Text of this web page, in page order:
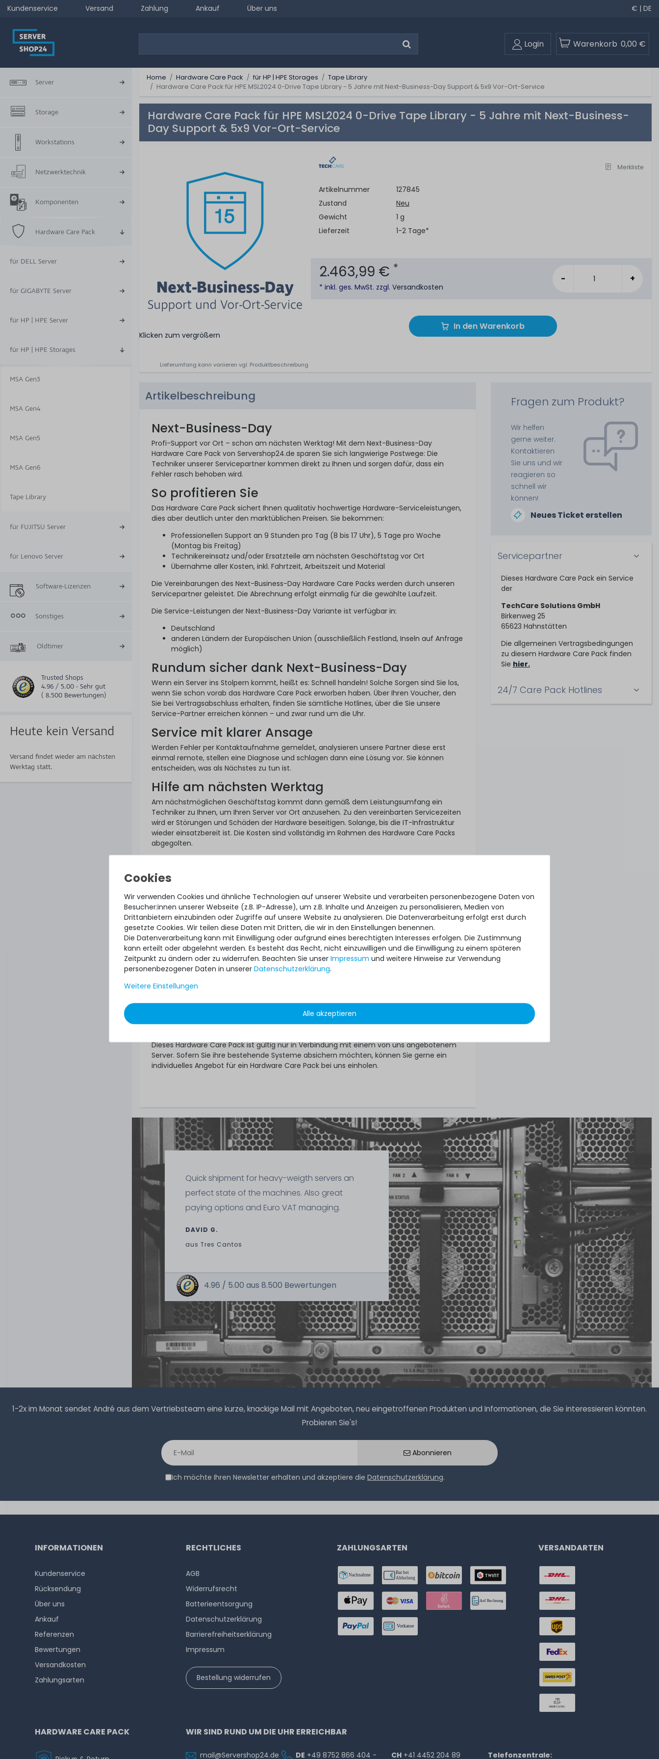
Kundenservice Versand Zahlung Ankauf Über uns € | DE
Login Warenkorb 0,00 €
Server
Storage
Workstations
Netzwerktechnik
Komponenten
Hardware Care Pack
für DELL Server
für GIGABYTE Server
für HP | HPE Server
für HP | HPE Storages
MSA Gen3
MSA Gen4
MSA Gen5
MSA Gen6
Tape Library
für FUJITSU Server
für Lenovo Server
Software-Lizenzen
Sonstiges
Oldtimer
Trusted Shops
4.96 / 5.00 - Sehr gut
( 8.500 Bewertungen)
Heute kein Versand
Versand findet wieder am nächsten
Werktag statt.
Home Hardware Care Pack für HP | HPE Storages
Tape Library
Hardware Care Pack für HPE MSL2024 0-Drive Tape Library - 5 Jahre mit Next-Business-Day Support & 5x9 Vor-Ort-Service
Hardware Care Pack für HPE MSL2024 0-Drive Tape Library - 5 Jahre mit Next-Business-
Day Support & 5x9 Vor-Ort-Service
Klicken zum vergrößern
Lieferumfang kann variieren vgl. Produktbeschreibung
Merkliste
Artikelnummer
127845
Zustand
Neu
Gewicht
1 g
Lieferzeit
1-2 Tage*
2.463,99 € *
* inkl. ges. MwSt. zzgl.Versandkosten
- +
In den Warenkorb
Artikelbeschreibung
Next-Business-Day
Profi-Support vor Ort – schon am nächsten Werktag! Mit dem Next-Business-Day
Hardware Care Pack von Servershop24.de sparen Sie sich langwierige Postwege: Die
Techniker unserer Servicepartner kommen direkt zu Ihnen und sorgen dafür, dass ein
Fehler rasch behoben wird.
So profitieren Sie
Das Hardware Care Pack sichert Ihnen qualitativ hochwertige Hardware-Serviceleistungen,
dies aber deutlich unter den marktüblichen Preisen. Sie bekommen:
Professionellen Support an 9 Stunden pro Tag (8 bis 17 Uhr), 5 Tage pro Woche
(Montag bis Freitag)
Technikereinsatz und/oder Ersatzteile am nächsten Geschäftstag vor Ort
Übernahme aller Kosten, inkl. Fahrtzeit, Arbeitszeit und Material
Die Vereinbarungen des Next-Business-Day Hardware Care Packs werden durch unseren
Servicepartner geleistet. Die Abrechnung erfolgt einmalig für die gewählte Laufzeit.
Die Service-Leistungen der Next-Business-Day Variante ist verfügbar in:
Deutschland
anderen Ländern der Europäischen Union (ausschließlich Festland, Inseln auf Anfrage
möglich)
Rundum sicher dank Next-Business-Day
Wenn ein Server ins Stolpern kommt, heißt es: Schnell handeln! Solche Sorgen sind Sie los,
wenn Sie schon vorab das Hardware Care Pack erworben haben. Über Ihren Voucher, den
Sie bei Vertragsabschluss erhalten, finden Sie sämtliche Hotlines, über die Sie unsere
Service-Partner erreichen können – und zwar rund um die Uhr.
Service mit klarer Ansage
Werden Fehler per Kontaktaufnahme gemeldet, analysieren unsere Partner diese erst
einmal remote, stellen eine Diagnose und schlagen dann eine Lösung vor. Sie können
entscheiden, was als Nächstes zu tun ist.
Hilfe am nächsten Werktag
Am nächstmöglichen Geschäftstag kommt dann gemäß dem Leistungsumfang ein
Techniker zu Ihnen, um Ihren Server vor Ort anzusehen. Zu den vereinbarten Servicezeiten
wird er Störungen und Schäden der Hardware beseitigen. Solange, bis die IT-Infrastruktur
wieder einsatzbereit ist. Die Kosten sind vollständig im Rahmen des Hardware Care Packs
abgegolten.
Ein Hardware Care Pack ist die ideale Ergänzung zur gesetzlichen Gewährleistung Ihrer
unseres Next-Business-Day Hardware Care Packs mit nur wenigen Klicks tun:
Hardware Care Pack für passendes Modell auf Servershop24.de aussuchen
gewünschte Service-Variante mit der geeigneten Laufzeit auswählen
Und bestellen! Falls nicht anders festgelegt, wird Ihr individuelles Hardware Care Pack drei
Tage nach Lieferung automatisch aktiviert.
Was noch?
Das angebotene Hardware Care Pack erweitert Ihren Schutz. Ihre gesetzlichen
ob das Hardware Care Pack in Anspruch genommen wird, im Rahmen der jeweiligen
Dieses Hardware Care Pack ist gültig nur in Verbindung mit einem von uns angebotenem
Server. Sofern Sie ihre bestehende Systeme absichern möchten, können Sie gerne ein
individuelles Angebot für ein Hardware Care Pack bei uns einholen.
Fragen zum Produkt?
Wir helfen
gerne weiter.
Kontaktieren
Sie uns und wir
reagieren so
schnell wir
können!
Neues Ticket erstellen
Servicepartner
Dieses Hardware Care Pack ein Service
der
TechCare Solutions GmbH
Birkenweg 25
65623 Hahnstätten
Die allgemeinen Vertragsbedingungen
zu diesem Hardware Care Pack finden
Sie hier.
24/7 Care Pack Hotlines
Quick shipment for heavy-weigth servers an
perfect state of the machines. Also great
paying options and Euro VAT managing.
DAVID G.
aus Tres Cantos
4.96 / 5.00 aus 8.500 Bewertungen
1-2x im Monat sendet André aus dem Vertriebsteam eine kurze, knackige Mail mit Angeboten, neu eingetroffenen Produkten und Informationen, die Sie interessieren könnten.
Probieren Sie's!
Abonnieren
Ich möchte Ihren Newsletter erhalten und akzeptiere die Datenschutzerklärung.
Wir verwenden Cookies und ähnliche Technologien auf unserer Website und verarbeiten personenbezogene Daten von
Besucher:innen unserer Webseite (z.B. IP-Adresse), um z.B. Inhalte und Anzeigen zu personalisieren, Medien von
Drittanbietern einzubinden oder Zugriffe auf unsere Website zu analysieren. Die Datenverarbeitung erfolgt erst durch
gesetzte Cookies. Wir teilen diese Daten mit Dritten, die wir in den Einstellungen benennen.
Die Datenverarbeitung kann mit Einwilligung oder aufgrund eines berechtigten Interesses erfolgen. Die Zustimmung
kann erteilt oder abgelehnt werden. Es besteht das Recht, nicht einzuwilligen und die Einwilligung zu einem späteren
Zeitpunkt zu ändern oder zu widerrufen. Beachten Sie unser Impressum und weitere Hinweise zur Verwendung
personenbezogener Daten in unserer Daten­schutz­erklärung.
Weitere Einstellungen
Alle akzeptieren
INFORMATIONEN
Kundenservice
Rücksendung
Über uns
Ankauf
Referenzen
Bewertungen
Versandkosten
Zahlungsarten
RECHTLICHES
AGB
Widerrufs­recht
Batterieentsorgung
Datenschutzerklärung
Barrierefreiheitserklärung
Impressum
Bestellung widerrufen
ZAHLUNGSARTEN VERSANDARTEN
HARDWARE CARE PACK WIR SIND RUND UM DIE UHR ERREICHBAR
mail@Servershop24.de DE +49 8752 866 404 - CH +41 4452 204 89 Telefonzentrale: